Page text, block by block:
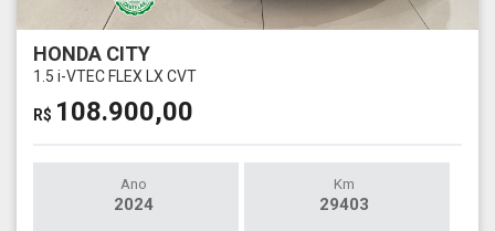
HONDA CITY
1.5 i-VTEC FLEX LX CVT
R$ 108.900,00
Ano
2024
Km
29403